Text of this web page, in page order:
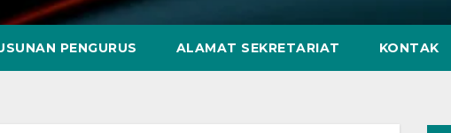
PENGURUS ALAMAT SEKRETARIAT KONTAK